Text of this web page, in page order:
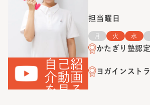
自己紹
介動画
を見る
担当曜日
月 火 水
かたぎり塾認
ヨガインスト